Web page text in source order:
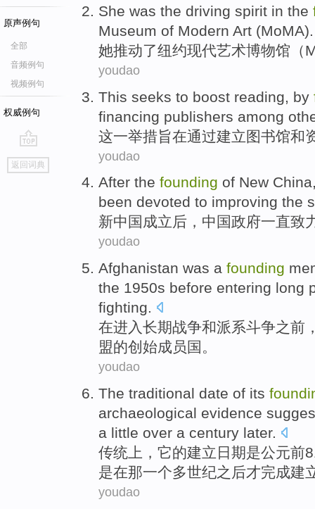
原声例句
全部
音频例句
视频例句
权威例句
go
top
返回词典
She was the driving spirit in the
Museum of Modern Art (MoMA).
她推动了纽约现代艺术博物馆 （
youdao
This seeks to boost reading by
financing publishers among
这一举措旨在通过建立 图书馆和
youdao
After the founding of New
been devoted to improving the
新中国成立 后 ， 中国政府一直致
youdao
Afghanistan was a founding
the 1950s before entering long
fighting.
在进入长期战争和派系斗争之前
盟的创始成员国 。
youdao
The traditional date of its
archaeological evidence
a little over a century later.
传统 上 ， 它的建立 日期是公元前
是在那一个多世纪之后才完成建
youdao